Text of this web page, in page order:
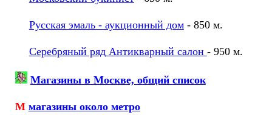
Русская эмаль - аукционный дом- 850 м.
Серебряный ряд Антикварный салон - 950 м.
Магазины в Москве, общий список
М магазины около метро